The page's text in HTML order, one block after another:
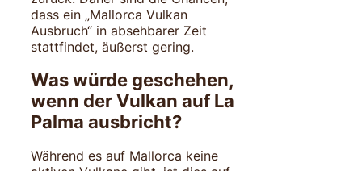
dass ein „Mallorca Vulkan
Ausbruch“ in absehbarer Zeit
stattfindet, äußerst gering.
Was würde geschehen,
wenn der Vulkan auf La
Palma ausbricht?
Während es auf Mallorca keine